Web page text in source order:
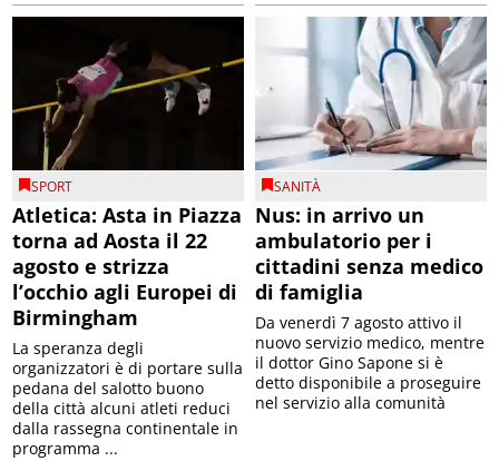
SPORT
Atletica: Asta in Piazza
torna ad Aosta il 22
agosto e strizza
l’occhio agli Europei di
Birmingham
La speranza degli
organizzatori è di portare sulla
pedana del salotto buono
della città alcuni atleti reduci
dalla rassegna continentale in
programma ...
SANITÀ
Nus: in arrivo un
ambulatorio per i
cittadini senza medico
di famiglia
Da venerdì 7 agosto attivo il
nuovo servizio medico, mentre
il dottor Gino Sapone si è
detto disponibile a proseguire
nel servizio alla comunità